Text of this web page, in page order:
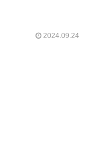
2024.09.24